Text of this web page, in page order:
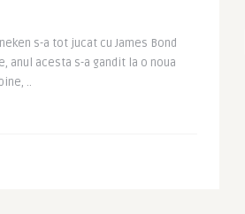
s-a tot jucat cu James Bond
anul acesta s-a gandit la o noua
..